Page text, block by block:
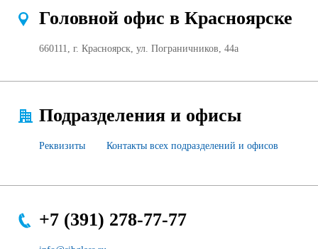
Головной офис в Красноярске
660111, г. Красноярск, ул. Пограничников, 44а
Подразделения и офисы
Реквизиты Контакты всех подразделений и офисов
+7 (391) 278-77-77